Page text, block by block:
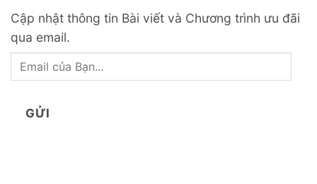
Cập nhật thông tin Bài viết và Chương trình ưu đãi
qua email.
Email
của
GỬI